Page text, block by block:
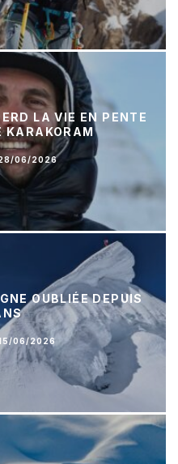
LA VIE EN PENTE
KARAKORAM
06/2026
OUBLIÉE DEPUIS
06/2026